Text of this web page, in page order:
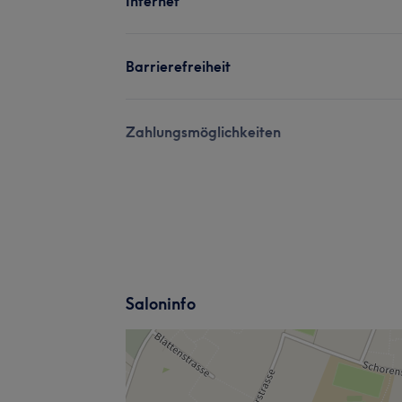
Barrierefreiheit
Zahlungsmöglichkeiten
Saloninfo